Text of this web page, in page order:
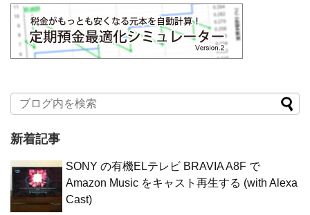
新着記事
SONY の有機ELテレビ BRAVIA A8F で
Amazon Music をキャスト再生する (with Alexa
Cast)